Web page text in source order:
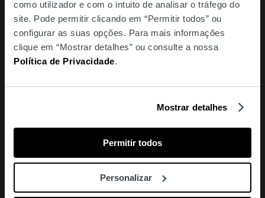
como utilizador e com o intuito de analisar o tráfego do
site. Pode permitir clicando em “Permitir todos” ou
configurar as suas opções. Para mais informações
clique em “Mostrar detalhes” ou consulte a nossa
Política de Privacidade.
Mostrar detalhes
Permitir todos
Personalizar
Para os leitores: Sophia de Mello Breyner Andresen -
Biografia, de Isabel Nery (Dom Quixote)
Para os livreiros: A Metamorfose
Para os leitores: Vim sem Tempo, de Poeta da
Cidade (Cultura Editora)
Cidade (Cultura Editora)